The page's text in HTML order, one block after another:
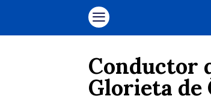
Conductor
Glorieta de